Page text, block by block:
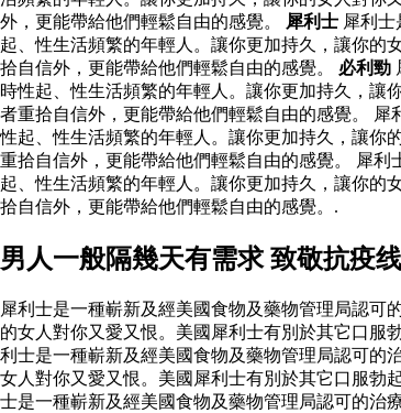
外，更能帶給他們輕鬆自由的感覺。
犀利士 犀利
起、性生活頻繁的年輕人。讓你更加持久，讓你的
拾自信外，更能帶給他們輕鬆自由的感覺。 必利勁
時性起、性生活頻繁的年輕人。讓你更加持久，讓
者重拾自信外，更能帶給他們輕鬆自由的感覺。
性起、性生活頻繁的年輕人。讓你更加持久，讓你
重拾自信外，更能帶給他們輕鬆自由的感覺。 犀
起、性生活頻繁的年輕人。讓你更加持久，讓你的
拾自信外，更能帶給他們輕鬆自由的感覺。.
男人一般隔幾天有需求 致敬抗疫
犀利士是一種嶄新及經美國食物及藥物管理局認可
的女人對你又愛又恨。美國犀利士有別於其它口服
利士是一種嶄新及經美國食物及藥物管理局認可的
女人對你又愛又恨。美國犀利士有別於其它口服勃
士是一種嶄新及經美國食物及藥物管理局認可的治